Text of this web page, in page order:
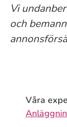
Vi
och
Våra